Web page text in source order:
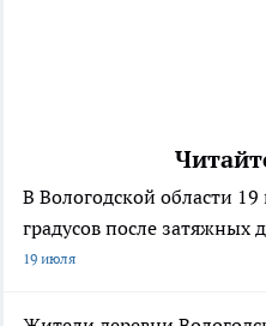
В Вологодской области
градусов после затяжных
19 июля